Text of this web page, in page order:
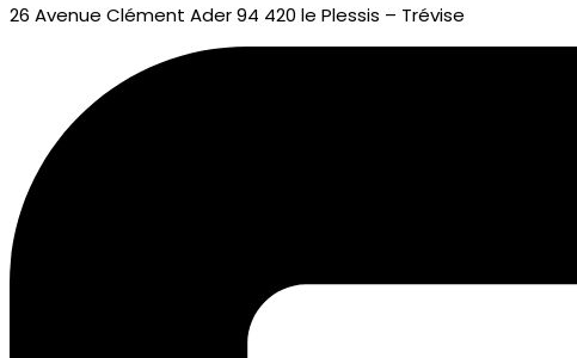
26 Avenue Clément Ader 94 420 le Plessis – Trévise